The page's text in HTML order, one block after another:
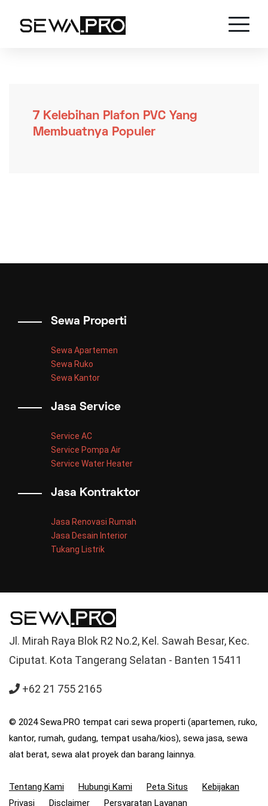
7 Kelebihan Plafon PVC Yang
Membuatnya Populer
Sewa Properti
Sewa Apartemen
Sewa Ruko
Sewa Kantor
Jasa Service
Service AC
Service Pompa Air
Service Water Heater
Jasa Kontraktor
Jasa Renovasi Rumah
Jasa Desain Interior
Tukang Listrik
Jl. Mirah Raya Blok R2 No.2, Kel. Sawah Besar, Kec.
Ciputat. Kota Tangerang Selatan - Banten 15411
+62 21 755 2165
© 2024 Sewa.PRO tempat cari sewa properti (apartemen, ruko,
kantor, rumah, gudang, tempat usaha/kios), sewa jasa, sewa
alat berat, sewa alat proyek dan barang lainnya.
Tentang Kami Hubungi Kami Peta Situs
Kebijakan
Privasi
Disclaimer Persyaratan Layanan